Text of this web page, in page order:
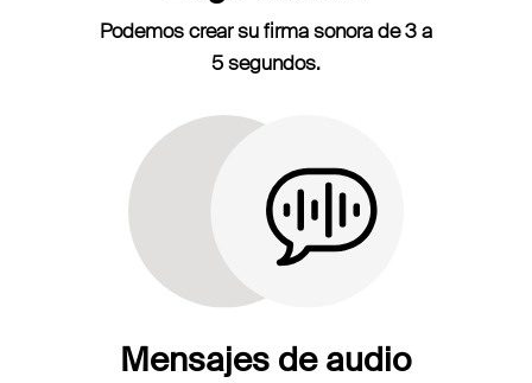
Podemos crear su firma sonora de 3 a
5 segundos.
Mensajes de audio